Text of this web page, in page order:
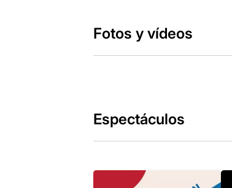
Fotos y vídeos
Espectáculos